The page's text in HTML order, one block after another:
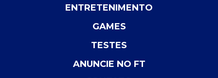
ENTRETENIMENTO
GAMES
TESTES
ANUNCIE NO FT